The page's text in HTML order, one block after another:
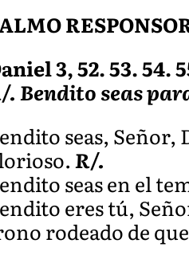
3, 52. 53. 54.
. Bendito seas
seas, Señor,
R/.
seas en el
eres tú,
rodeado de